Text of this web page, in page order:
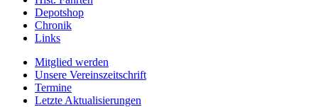
Depotshop
Chronik
Links
Mitglied werden
Unsere Vereinszeitschrift
Termine
Letzte Aktualisierungen